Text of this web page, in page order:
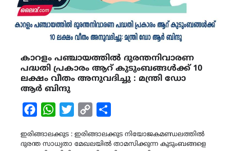
കാറളം പഞ്ചായത്തിൽ ദുരന്തനിവാരണ
പദ്ധതി പ്രകാരം ആറ് കുടുംബങ്ങൾക്ക് 10
ലക്ഷം വീതം അനുവദിച്ചു : മന്ത്രി ഡോ
ആർ ബിന്ദു
FacebookWhatsAppTwitterCopy
ഇരിങ്ങാലക്കുട : ഇരിങ്ങാലക്കുട നിയോജകമണ്ഡലത്തിൽ
ദുരന്ത സാധ്യതാ മേഖലയിൽ താമസിക്കുന്ന കുടുംബങ്ങളെ